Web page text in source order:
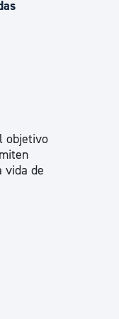
objetivo
vida de